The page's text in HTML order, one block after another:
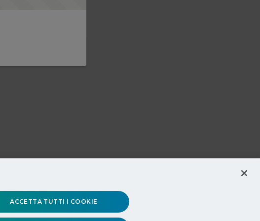
ACCETTA TUTTI I COOKIE